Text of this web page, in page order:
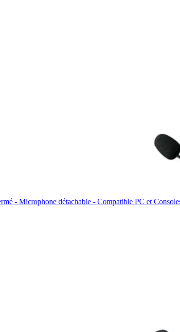
- Microphone détachable - Compatible PC et